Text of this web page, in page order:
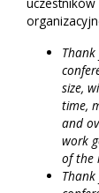
size,
time,
and
work
of the